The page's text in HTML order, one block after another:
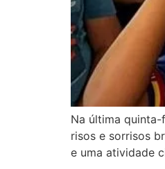
Na última quinta-
risos e sorrisos
e uma atividade